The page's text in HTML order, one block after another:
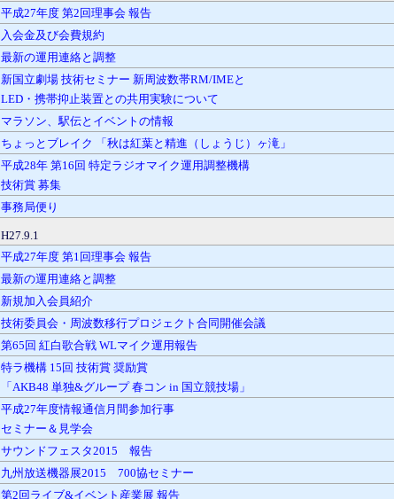
平成27年度 第2回理事会 報告
入会金及び会費規約
最新の運用連絡と調整
新国立劇場 技術セミナー 新周波数帯RM/IMEと
LED・携帯抑止装置との共用実験について
マラソン、駅伝とイベントの情報
ちょっとブレイク 「秋は紅葉と精進（しょうじ）ヶ滝」
平成28年 第16回 特定ラジオマイク運用調整機構
技術賞 募集
事務局便り
H27.9.1
平成27年度 第1回理事会 報告
最新の運用連絡と調整
新規加入会員紹介
技術委員会・周波数移行プロジェクト合同開催会議
第65回 紅白歌合戦 WLマイク運用報告
特ラ機構 15回 技術賞 奨励賞
「AKB48 単独&グループ 春コン in 国立競技場」
平成27年度情報通信月間参加行事
セミナー＆見学会
サウンドフェスタ2015 報告
九州放送機器展2015 700協セミナー
第2回ライブ&イベント産業展 報告